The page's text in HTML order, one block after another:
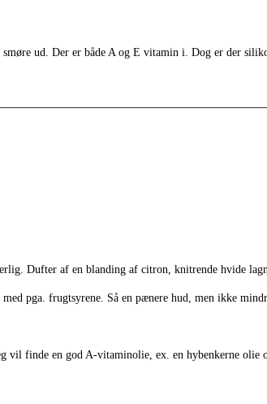
ud. Der er både A og E vitamin i. Dog er der
Dufter af en blanding af citron, knitrende hvide
pga. frugtsyrene. Så en pænere hud, men ikke
finde en god A-vitaminolie, ex. en hybenkerne olie